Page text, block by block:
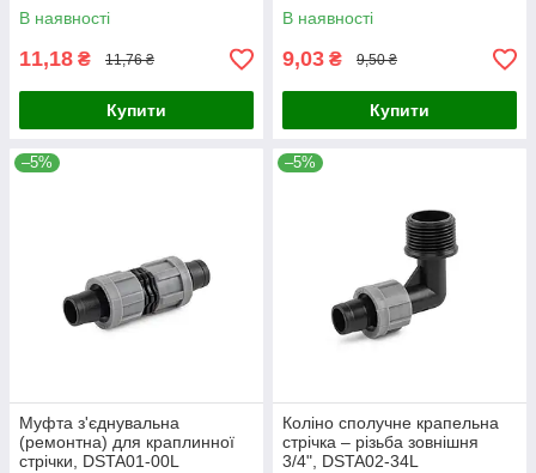
В наявності
11,18 ₴ 11,76 ₴
Купити
В наявності
9,03 ₴ 9,50 ₴
Купити
–5%
Муфта з'єднувальна
(ремонтна) для краплинної
стрічки, DSTA01-00L
–5%
Коліно сполучне крапельна
стрічка – різьба зовнішня
3/4", DSTA02-34L